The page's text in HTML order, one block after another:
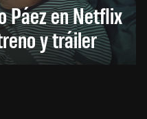
Páez en Netflix
y tráiler